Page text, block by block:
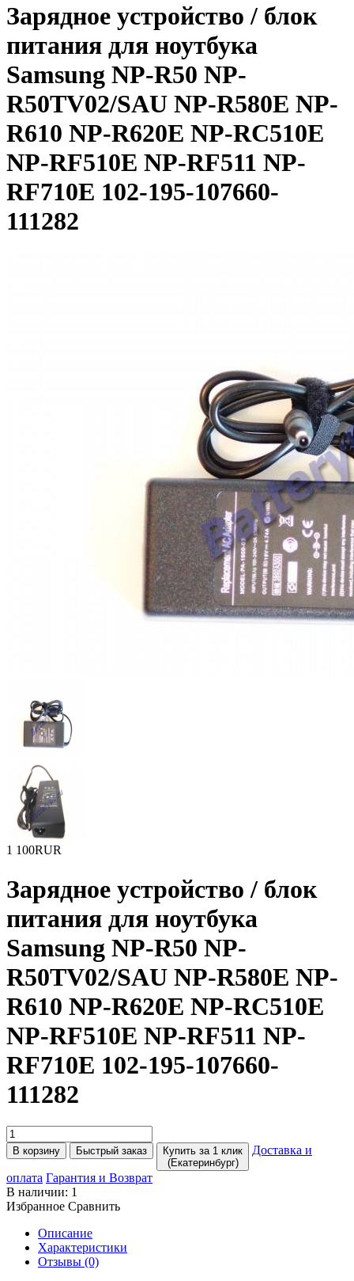
Зарядное уcтройство / блок
питания для ноутбука
Samsung NP-R50 NP-
R50TV02/SAU NP-R580E NP-
R610 NP-R620E NP-RC510E
NP-RF510E NP-RF511 NP-
RF710E 102-195-107660-
111282
1 100RUR
Зарядное уcтройство / блок
питания для ноутбука
Samsung NP-R50 NP-
R50TV02/SAU NP-R580E NP-
R610 NP-R620E NP-RC510E
NP-RF510E NP-RF511 NP-
RF710E 102-195-107660-
111282
В корзину Быстрый заказ
Купить за 1 клик
(Екатеринбург)
Доставка и
оплата Гарантия и Возврат
В наличии: 1
Избранное Сравнить
Описание
Характеристики
Отзывы (0)